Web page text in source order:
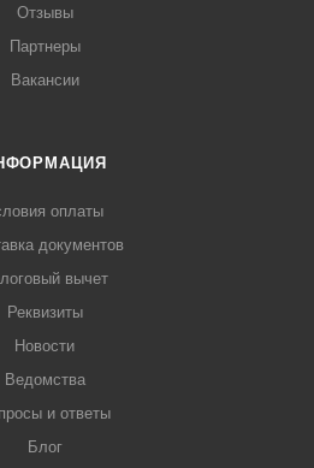
Отзывы
Партнеры
Вакансии
оплаты
документов
вычет
Реквизиты
Новости
Ведомства
и ответы
Блог